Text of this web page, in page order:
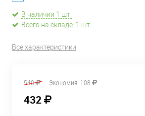
В наличии 1 шт.
Всего на складе: 1 шт.
Все характеристики
540 Экономия: 108
432